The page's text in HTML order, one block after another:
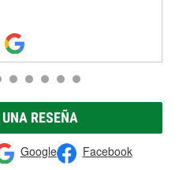
RESEÑA
Google Facebook